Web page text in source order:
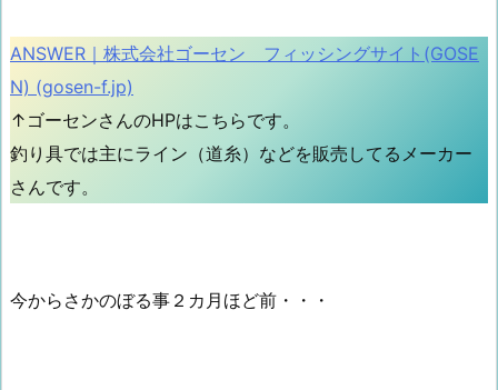
ANSWER｜株式会社ゴーセン フィッシングサイト(GOSE
N) (gosen-f.jp)
↑ゴーセンさんのHPはこちらです。
釣り具では主にライン（道糸）などを販売してるメーカー
さんです。
今からさかのぼる事２カ月ほど前・・・